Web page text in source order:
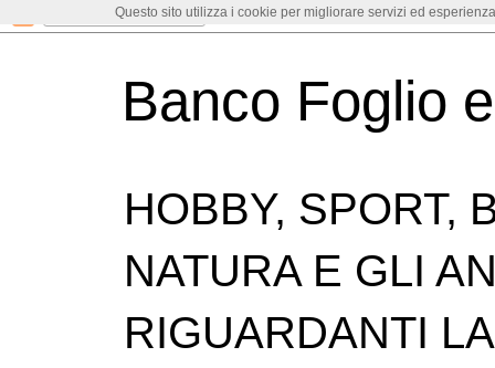
Banco Foglio
HOBBY, SPORT,
NATURA E GLI
RIGUARDANTI
Questo sito utilizza i cookie per migliorare servizi ed